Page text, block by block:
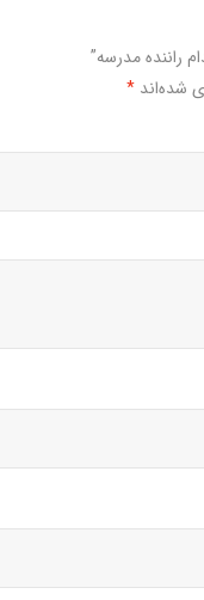
راننده مدرسه”
شده‌اند *